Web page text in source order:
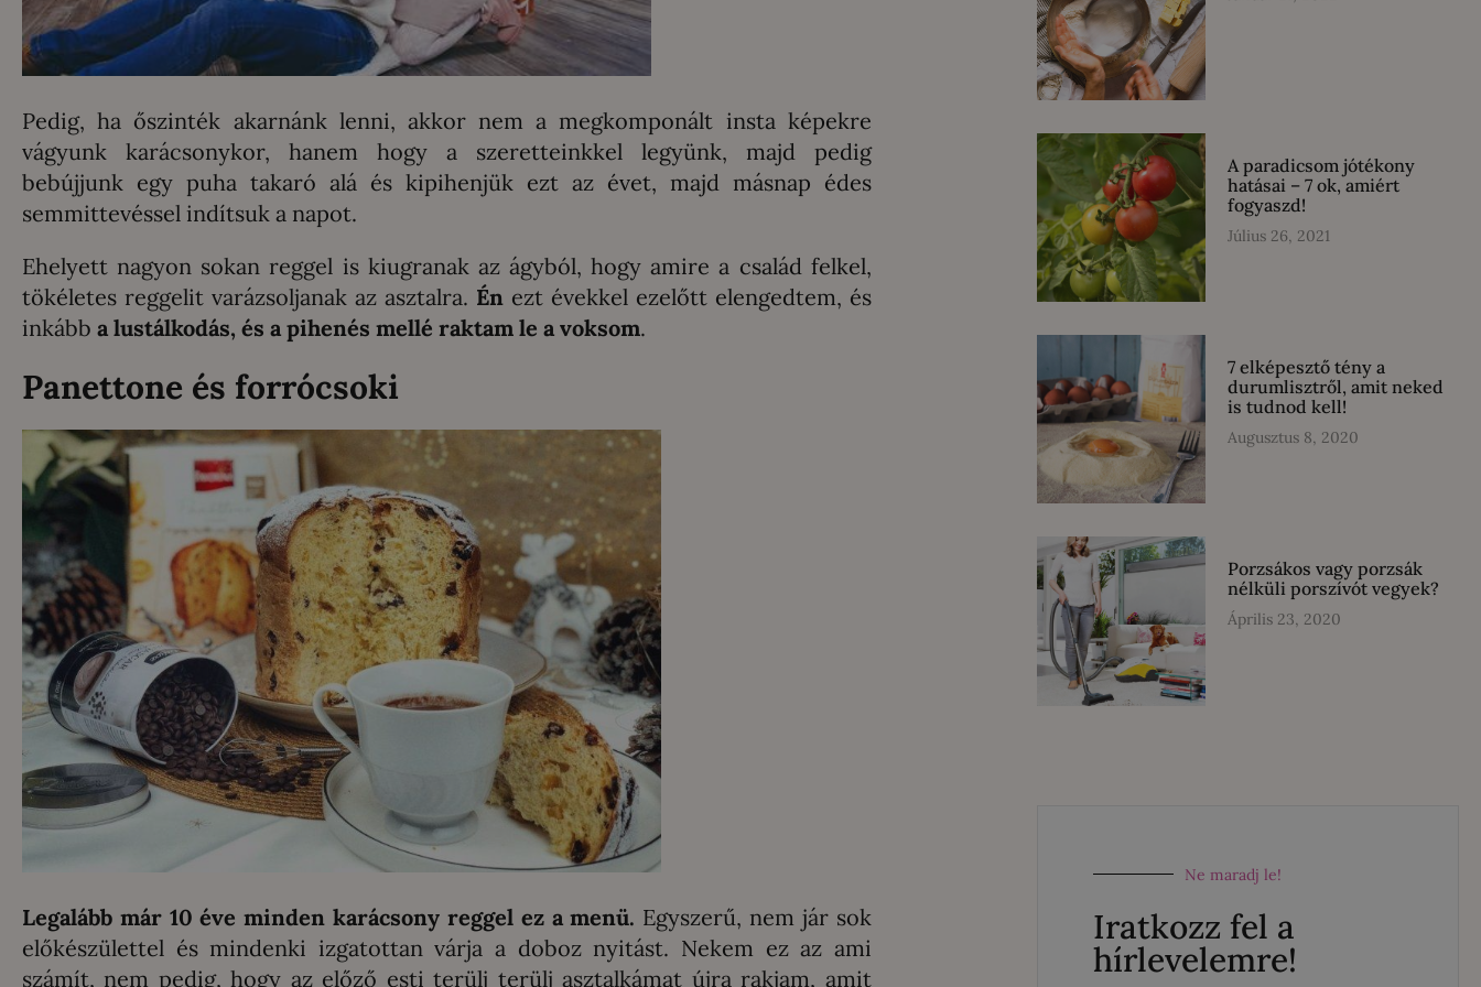
Pedig, ha őszinték akarnánk lenni, akkor nem a megkomponált insta képekre
vágyunk karácsonykor, hanem hogy a szeretteinkkel legyünk, majd pedig
bebújjunk egy puha takaró alá és kipihenjük ezt az évet, majd másnap édes
semmittevéssel indítsuk a napot.
Ehelyett nagyon sokan reggel is kiugranak az ágyból, hogy amire a család felkel,
tökéletes reggelit varázsoljanak az asztalra. Énezt évekkel ezelőtt elengedtem, és
inkább a lustálkodás, és a pihenés mellé raktam le a voksom.
Panettone és forrócsoki
Legalább már 10 éve minden karácsony reggel ez a menü. Egyszerű, nem jár sok
előkészülettel és mindenki izgatottan várja a doboz nyitást. Nekem ez az ami
számít, nem pedig, hogy az előző esti terülj terülj asztalkámat újra rakjam, amit
A paradicsom jótékony
hatásai – 7 ok, amiért
fogyaszd!
Július 26, 2021
7 elképesztő tény a
durumlisztről, amit neked
is tudnod kell!
Augusztus 8, 2020
Porzsákos vagy porzsák
nélküli porszívót vegyek?
Április 23, 2020
Ne maradj le!
Iratkozz fel a
hírlevelemre!